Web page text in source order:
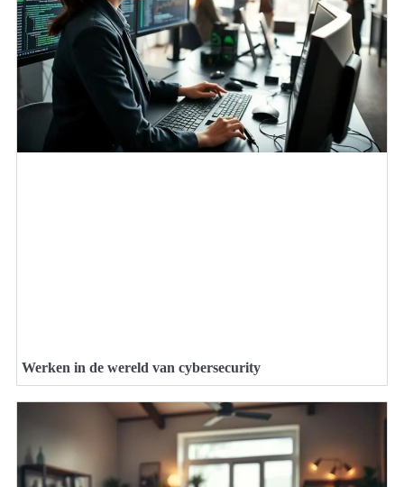
Werken in de wereld van cybersecurity